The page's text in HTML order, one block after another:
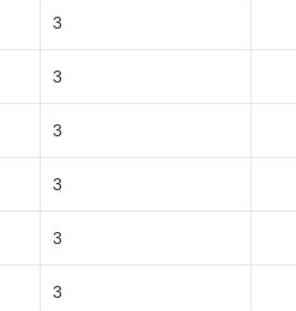
3
3
3
3
3
3